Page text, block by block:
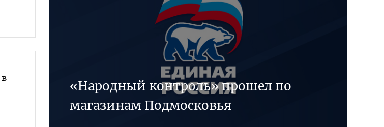
«Народный контроль» прошел по
магазинам Подмосковья